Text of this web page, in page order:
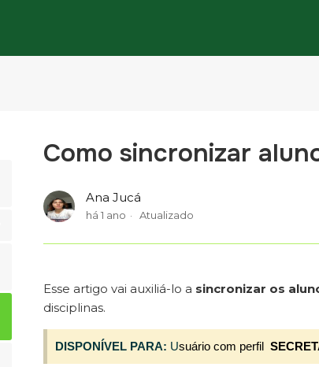
Como sincronizar
Ana Jucá
há 1 ano Atualizado
Esse artigo vai auxiliá-lo a sincronizar os
disciplinas.
DISPONÍVEL PARA: Usuário com perfil